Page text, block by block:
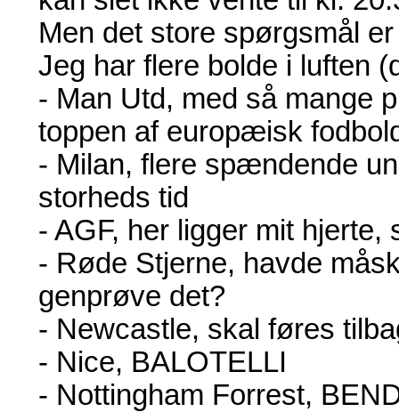
Men det store spørgsmål
Jeg har flere bolde i luften
- Man Utd, med så mange
toppen af europæisk
- Milan, flere spændende
storheds tid
- AGF, her ligger mit hjerte,
- Røde Stjerne, havde
genprøve det?
- Newcastle, skal føres
- Nice, BALOTELLI
- Nottingham Forrest,